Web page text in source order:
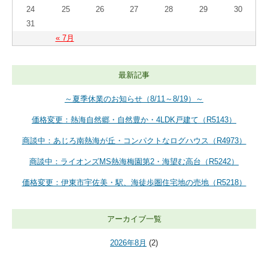
« 7月
24
25 26 27 28 29
30
31
最新記事
～夏季休業のお知らせ（8/11～8/19）～
価格変更：熱海自然郷・自然豊か・4LDK戸建て（R5143）
商談中：あじろ南熱海が丘・コンパクトなログハウス（R4973）
商談中：ライオンズMS熱海梅園第2・海望む高台（R5242）
価格変更：伊東市宇佐美・駅、海徒歩圏住宅地の売地（R5218）
アーカイブ一覧
2026年8月 (2)